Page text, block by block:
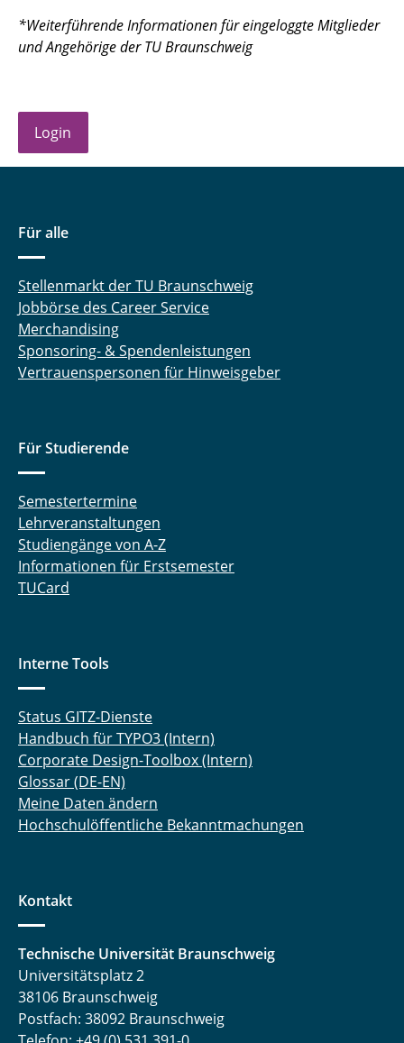
*Weiterführende Informationen für eingeloggte Mitglieder
und Angehörige der TU Braunschweig
Login
Für alle
Stellenmarkt der TU Braunschweig
Jobbörse des Career Service
Merchandising
Sponsoring- & Spendenleistungen
Vertrauenspersonen für Hinweisgeber
Für Studierende
Semestertermine
Lehrveranstaltungen
Studiengänge von A-Z
Informationen für Erstsemester
TUCard
Interne Tools
Status GITZ-Dienste
Handbuch für TYPO3 (Intern)
Corporate Design-Toolbox (Intern)
Glossar (DE-EN)
Meine Daten ändern
Hochschulöffentliche Bekanntmachungen
Kontakt
Technische Universität Braunschweig
Universitätsplatz 2
38106 Braunschweig
Postfach: 38092 Braunschweig